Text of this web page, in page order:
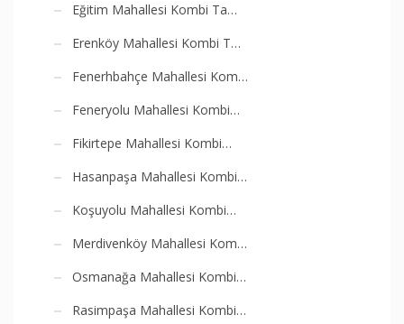
Eğitim Mahallesi Kombi Ta…
Erenköy Mahallesi Kombi T…
Fenerhbahçe Mahallesi Kom…
Feneryolu Mahallesi Kombi…
Fikirtepe Mahallesi Kombi…
Hasanpaşa Mahallesi Kombi…
Koşuyolu Mahallesi Kombi…
Merdivenköy Mahallesi Kom…
Osmanağa Mahallesi Kombi…
Rasimpaşa Mahallesi Kombi…